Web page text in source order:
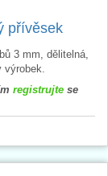
přívěsek
3 mm, dělitelná,
registrujte se